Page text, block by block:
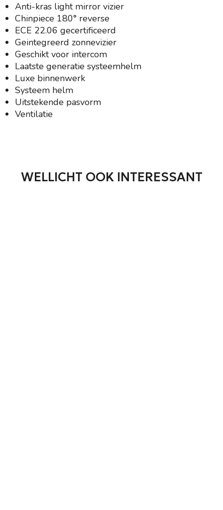
Anti-kras light mirror vizier
Chinpiece 180° reverse
ECE 22.06 gecertificeerd
Geintegreerd zonnevizier
Geschikt voor intercom
Laatste generatie systeemhelm
Luxe binnenwerk
Systeem helm
Uitstekende pasvorm
Ventilatie
WELLICHT OOK INTERESSANT